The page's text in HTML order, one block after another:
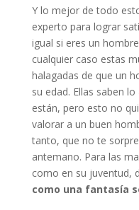
Y lo mejor de todo
experto para lograr
igual si eres un
cualquier caso estas
halagadas de que un
su edad. Ellas saben
están, pero esto no
valorar a un buen
tanto, que no te
antemano. Para las
como en su juventud,
como una fantasía